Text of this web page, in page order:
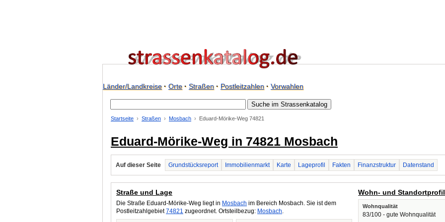
Länder/Landkreise· Orte· Straßen· Postleitzahlen· Vorwahlen
Startseite Straßen Mosbach Eduard-Mörike-Weg 74821
Eduard-Mörike-Weg in 74821 Mosbach
Auf dieser Seite Grundstücksreport Immobilienmarkt Karte Lageprofil Fakten Finanzstruktur Datenstand
Straße und Lage
Die Straße Eduard-Mörike-Weg liegt in Mosbach im Bereich Mosbach. Sie ist dem
Postleitzahlgebiet74821 zugeordnet. Ortsteilbezug: Mosbach.
Wohn- und Standortprofil
Wohnqualität
83/100 - gute Wohnqualität